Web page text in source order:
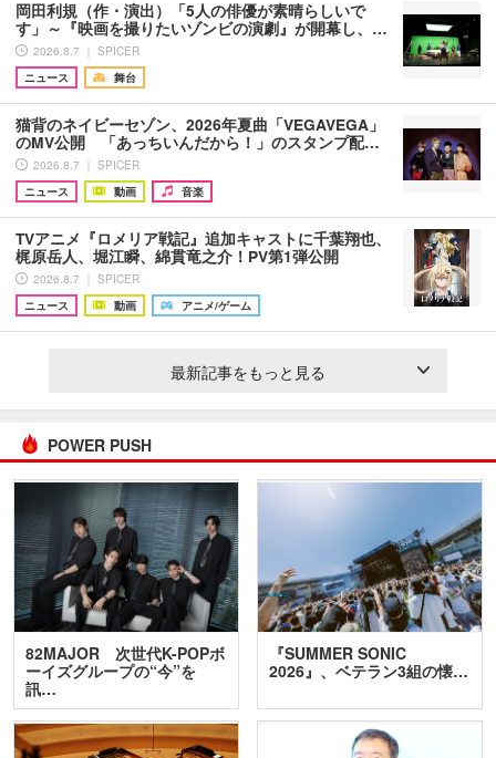
岡田利規（作・演出）「5人の俳優が素晴らしいで
す」～『映画を撮りたいゾンビの演劇』が開幕し、…
2026.8.7 ｜ SPICER
ニュース
舞台
猫背のネイビーセゾン、2026年夏曲「VEGAVEGA」
のMV公開 「あっちいんだから！」のスタンプ配…
2026.8.7 ｜ SPICER
ニュース
動画 音楽
TVアニメ『ロメリア戦記』追加キャストに千葉翔也、
梶原岳人、堀江瞬、綿貫竜之介！PV第1弾公開
2026.8.7 ｜ SPICER
ニュース
動画 アニメ/ゲーム
最新記事をもっと見る
POWER PUSH
82MAJOR 次世代K-POPボ
ーイズグループの“今”を
訊…
『SUMMER SONIC
2026』、ベテラン3組の懐…